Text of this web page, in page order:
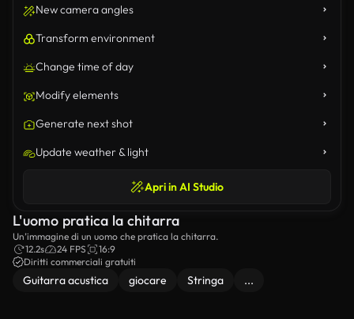
New camera angles
Transform environment
Change time of day
Modify elements
Generate next shot
Update weather & light
Apri in AI Studio
L'uomo pratica la chitarra
Un’immagine di un uomo che pratica la chitarra.
12.2s
24 FPS
16:9
Diritti commerciali gratuiti
Guitarra acustica giocare Stringa ...